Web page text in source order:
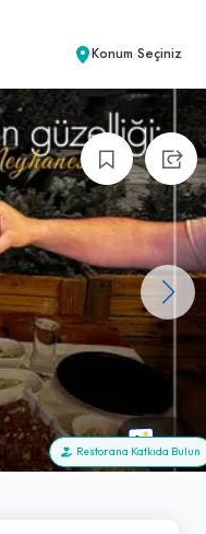
Konum Seçiniz
+6
Restorana Katkıda Bulun